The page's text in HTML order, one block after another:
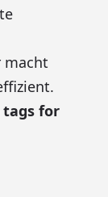
macht
for